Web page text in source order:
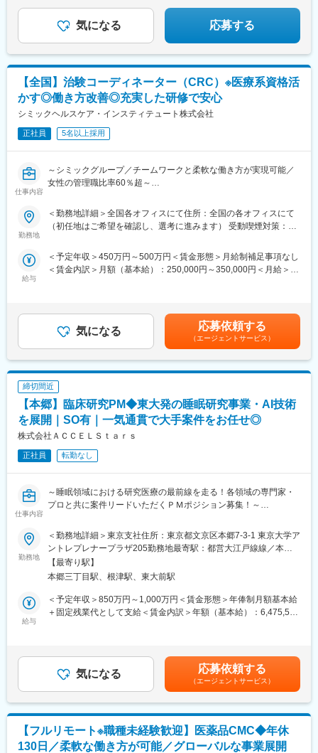
気になる 応募する
【全国】治験コーディネーター（CRC）※医療系資格活
かす◎働き方改善◎充実した研修で安心
シミックヘルスケア・インスティテュート株式会社
正社員 5名以上採用
仕事内容
～シミックグループ／チームワークと柔軟な働き方が実現可能／
女性の管理職比率60％超～
や私たちのQOLを向上させるべく、新しい治療法を開発する必要
があります。今回はそのための治験を実施する際の患者さんおよ
び医療機関のサポートを担う治験コーディネーター（通称CRC）
・治験被験者である患者さんへの内容説明補助、ケア／相談
・治験担当医師の補助
■やりがい：CRCは疾病を抱えた患者さんやそれを治療しようと
奮闘する医師やスタッフなど携わる相手が多いです。現在治療法
がなく苦しんでいる患者さんに対して薬を届けられたり、最前線
で治療にあたる医師やスタッフのサポートを行え、治験が無事に
終了すれば喜びはひとしおです。
■同社の教育体制：同社は同業他社からの転職だけでなく、看護師
など未経験で転職してくる方も多いです。そのため教育体制が充
実しています。入社は原則偶数月と決まっており、同期入社者と
ともに2週間弱本社にて集合研修を行います。会社のことや業務を
遂行する上で必要な法令から実務まで座学中心でロープレを交え
ながら学んでいきます。その後、各拠点に配属され先輩社員から
業務を引継ぎながらOJT担当者とともに医療機関へ同行するな
ど、徐々に業務を身に着けていきます。確認テストやチェックシ
ートを用いながら習熟度を測り、入社後1年程度で一人で担当を持
てるようになります。なお、その後も定期的に中途入社者に対し
・チームワーク：通常は1人で業務にあたることが多いですが、困
ったときや先輩や上司がサポートしてくれるため、安心して進め
られます。また、家族の急な体調不良や突発休の場合にも周囲が
代理対応をしてくれる風土があり、チームワークが強みです。
した。管理職における女性比率も63.6%と、ライフイベントの多
い女性も活躍しやすい環境です。正社員の場合、転勤可能性はあ
変更の範囲：会社の定める業務
勤務地
＜勤務地詳細＞全国各オフィスにて住所：全国の各オフィスにて
（初任地はご希望を確認し、選考に進みます） 受動喫煙対策：そ
業所
給与
＜予定年収＞450万円～500万円＜賃金形態＞月給制補足事項なし
＜賃金内訳＞月額（基本給）：250,000円～350,000円＜月給＞
気になる 応募依頼する
（エージェントサービス）
締切間近
【本郷】臨床研究PM◆東大発の睡眠研究事業・AI技術
を展開｜SO有｜一気通貫で大手案件をお任せ◎
株式会社ＡＣＣＥＬＳｔａｒｓ
正社員 転勤なし
仕事内容
～睡眠領域における研究医療の最前線を走る！各領域の専門家・
プロと共に案件リードいただくＰＭポジション募集！～
■会社概要
株式会社ACCELStarsは、東京大学発のメディカル・スリープテ
ック企業として、睡眠を高精度に計測・解析するウェアラブルデ
バイスとAI解析クラウドを基盤に、医療・研究・ヘルスケア領域
の事業を展開しています。研究領域では、睡眠測定に特化したデ
バイスや解析クラウドを用い、研究計画～測定～解析までをワン
ストップで支援するサービスも提供しています。
任のPMとして引き継ぎ、体制強化したいと考えております。
■ポジション概要
用設計～問い合わせ対応～データ管理～解析実行～クロージング
（契約/請求）までを一気通貫で推進いただきます。
勤務地
＜勤務地詳細＞東京支社住所：東京都文京区本郷7-3-1 東京大学ア
ントレプレナープラザ205勤務地最寄駅：都営大江戸線線／本郷
三丁目駅受動喫煙対策：屋内全面禁煙変更の範囲：会社の定める
事業所（リモートワーク含む）
【最寄り駅】
本郷三丁目駅、根津駅、東大前駅
給与
＜予定年収＞850万円～1,000万円＜賃金形態＞年俸制月額基本給
＋固定残業代として支給＜賃金内訳＞年額（基本給）：6,475,596
＜昇給有無＞有＜残業手当＞有＜給与補足＞給与改定：年1回スト
ックオプション付与：都度（昨年実績 有）賃金はあくまでも目
安の金額であり、選考を通じて上下する可能性があります。月給
(月額)は固定手当を含めた表記です。
気になる 応募依頼する
（エージェントサービス）
【フルリモート※職種未経験歓迎】医薬品CMC◆年休
130日／柔軟な働き方が可能／グローバルな事業展開